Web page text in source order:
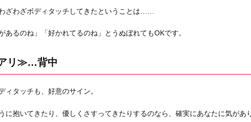
ざわざボディタッチしてきたということは……
あるのね」「好かれてるのね」とうぬぼれてもOKです。
リ≫…背中
ィタッチも、好意のサイン。
に抱いてきたり、優しくさすってきたりするのなら、確実にあなたに気があ